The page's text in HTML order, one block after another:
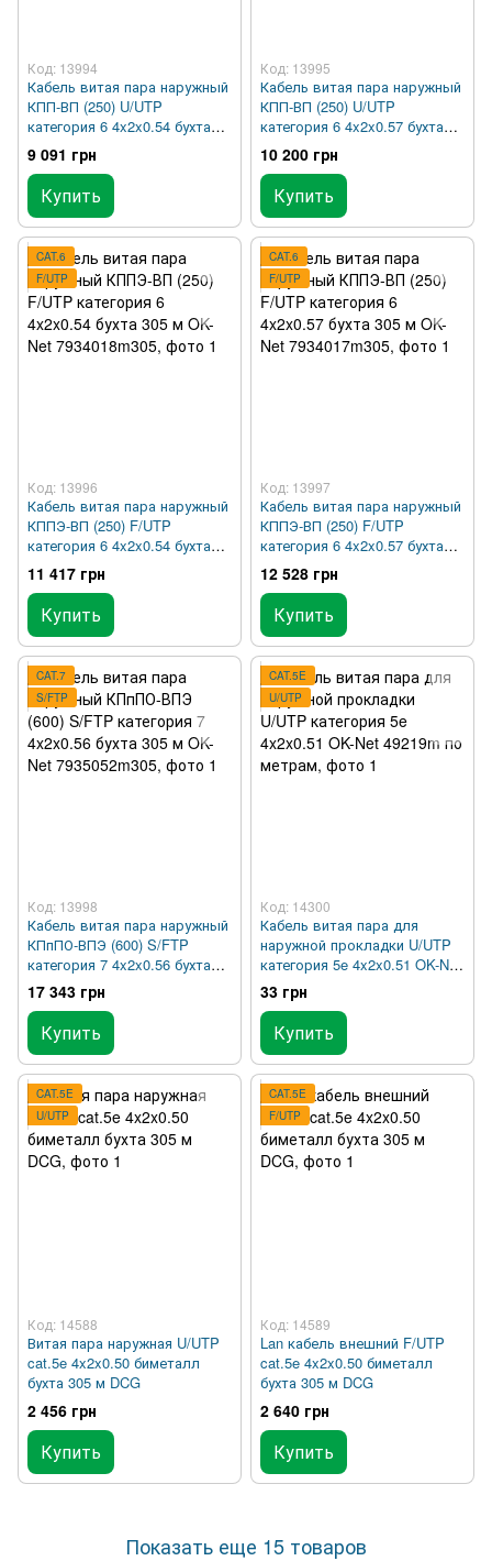
Код: 13994
Кабель витая пара наружный
КПП-ВП (250) U/UTP
категория 6 4x2x0.54 бухта
305 м OK-Net 7933096m305
9 091 грн
Купить
Код: 13995
Кабель витая пара наружный
КПП-ВП (250) U/UTP
категория 6 4x2x0.57 бухта
305 м OK-Net 7933068m305
10 200 грн
Купить
CAT.6
F/UTP
Код: 13996
Кабель витая пара наружный
КППЭ-ВП (250) F/UTP
категория 6 4x2x0.54 бухта
305 м OK-Net 7934018m305
11 417 грн
Купить
CAT.6
F/UTP
Код: 13997
Кабель витая пара наружный
КППЭ-ВП (250) F/UTP
категория 6 4x2x0.57 бухта
305 м OK-Net 7934017m305
12 528 грн
Купить
CAT.7
S/FTP
Код: 13998
Кабель витая пара наружный
КПпПО-ВПЭ (600) S/FTP
категория 7 4x2x0.56 бухта
305 м OK-Net 7935052m305
17 343 грн
Купить
CAT.5E
U/UTP
Код: 14300
Кабель витая пара для
наружной прокладки U/UTP
категория 5e 4x2x0.51 OK-Net
49219m по метрам
33 грн
Купить
CAT.5E
U/UTP
Код: 14588
Витая пара наружная U/UTP
cat.5e 4x2x0.50 биметалл
бухта 305 м DCG
2 456 грн
Купить
CAT.5E
F/UTP
Код: 14589
Lan кабель внешний F/UTP
cat.5e 4x2x0.50 биметалл
бухта 305 м DCG
2 640 грн
Купить
Показать еще 15 товаров